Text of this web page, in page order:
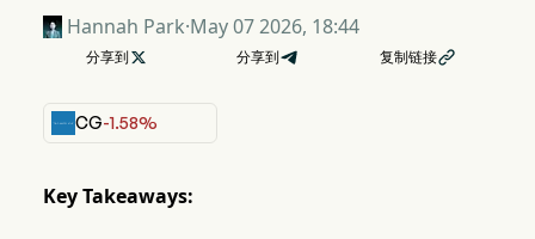
Hannah Park·May 07 2026, 18:44
分享到  分享到 复制链接
CG-1.58%
Key Takeaways: